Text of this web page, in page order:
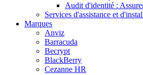
Audit d'identité :
Services d'assistance et
Marques
Anviz
Barracuda
Becrypt
BlackBerry
Cezanne HR